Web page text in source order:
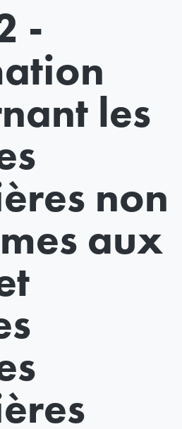
-
les
non
aux